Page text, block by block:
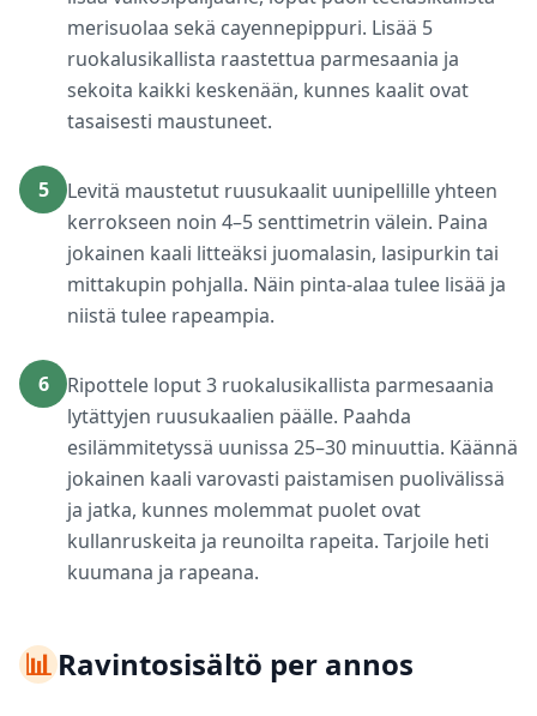
merisuolaa sekä cayennepippuri. Lisää 5
ruokalusikallista raastettua parmesaania ja
sekoita kaikki keskenään, kunnes kaalit ovat
tasaisesti maustuneet.
5
Levitä maustetut ruusukaalit uunipellille yhteen
kerrokseen noin 4–5 senttimetrin välein. Paina
jokainen kaali litteäksi juomalasin, lasipurkin tai
mittakupin pohjalla. Näin pinta-alaa tulee lisää ja
niistä tulee rapeampia.
6
Ripottele loput 3 ruokalusikallista parmesaania
lytättyjen ruusukaalien päälle. Paahda
esilämmitetyssä uunissa 25–30 minuuttia. Käännä
jokainen kaali varovasti paistamisen puolivälissä
ja jatka, kunnes molemmat puolet ovat
kullanruskeita ja reunoilta rapeita. Tarjoile heti
kuumana ja rapeana.
📊Ravintosisältö per annos